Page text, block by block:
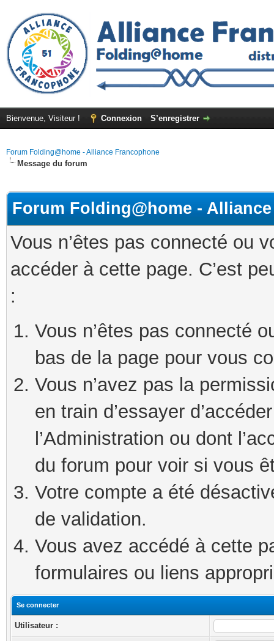
Bienvenue, Visiteur ! Connexion S’enregistrer
Forum Folding@home - Alliance Francophone
Message du forum
Forum Folding@home -
Vous n’êtes pas connecté ou
accéder à cette page. C’est
:
Vous n’êtes pas connecté
bas de la page pour vous
Vous n’avez pas la
en train d’essayer
l’Administration ou dont
du forum pour voir si vous
Votre compte a été
de validation.
Vous avez accédé à cette
formulaires ou liens
Se connecter
Utilisateur :